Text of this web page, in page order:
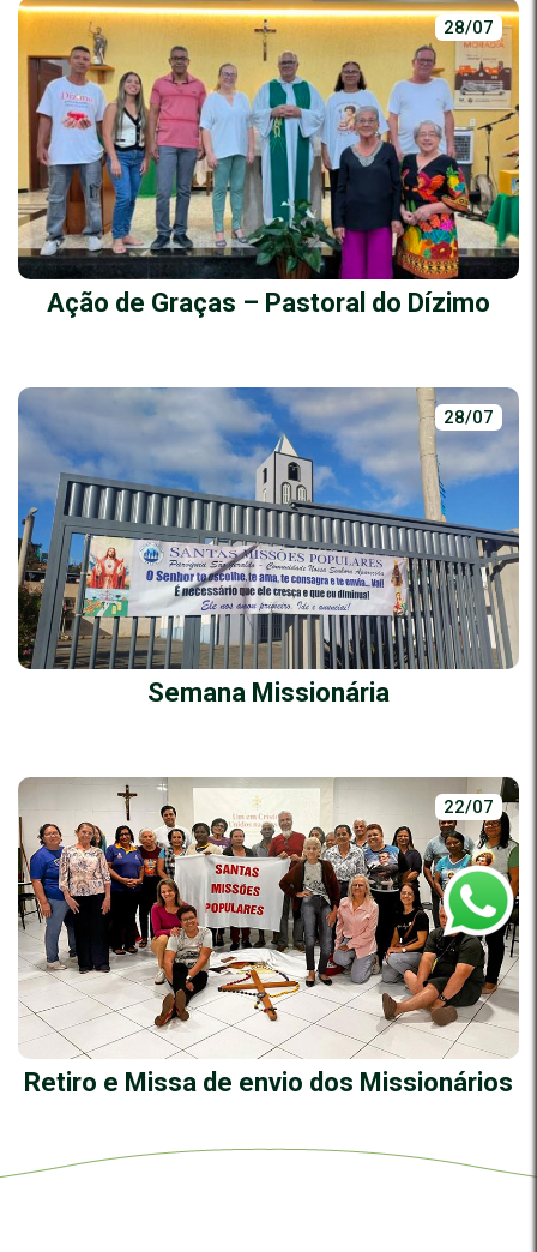
28/07
Ação de Graças – Pastoral do Dízimo
28/07
Semana Missionária
22/07
Retiro e Missa de envio dos Missionários